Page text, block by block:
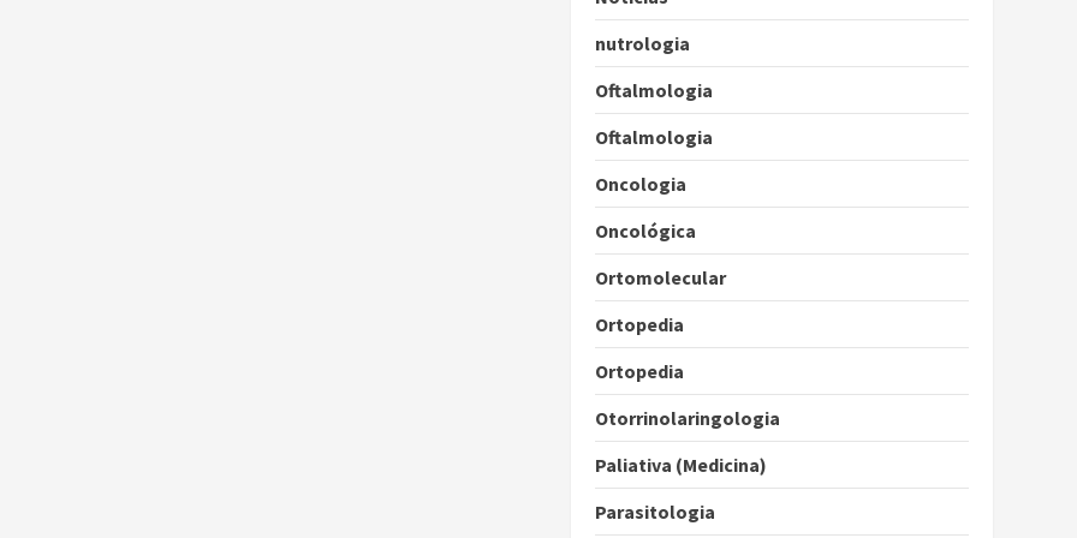
nutrologia
Oftalmologia
Oftalmologia
Oncologia
Oncológica
Ortomolecular
Ortopedia
Ortopedia
Otorrinolaringologia
Paliativa (Medicina)
Parasitologia